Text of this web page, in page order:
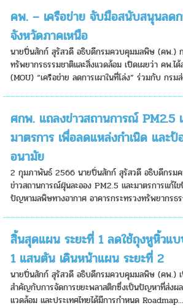
คพ. – เครือข่าย จับมือสนับสนุนลดก
จังหวัดภาคเหนือ
นายปิ่นสักก์ สุรัสวดี อธิบดีกรมควบคุมมลพิษ (คพ.)
ทรัพยากรธรรมชาติและสิ่งแวดล้อม เปิดเผยว่า คพ.ไ
(MOU) “เครือข่าย ลดการเผาในที่โล่ง” ร่วมกับ กรม
ศกพ. แถลงข่าวสถานการณ์ PM2.5
มาตรการ เพื่อลดแหล่งกำเนิด และ
อนามัย
2 กุมภาพันธ์ 2566 นายปิ่นสักก์ สุรัสวดี อธิบดีกรม
ข่าวสถานการณ์ฝุ่นละออง PM2.5 และมาตรการแก้
ปัญหามลพิษทางอากาศ อาคารกระทรวงทรัพยากรธร
สิ้นสุดแผน ระยะที่ 1 ลดใช้ถุงหูหิ้วแบ
1 แสนตัน เดินหน้าแผน ระยะที่ 2
นายปิ่นสักก์ สุรัสวดี อธิบดีกรมควบคุมมลพิษ (คพ.) เ
สำคัญกับการจัดการขยะพลาสติกซึ่งเป็นปัญหาที่ส่ง
แวดล้อม และประเทศไทยได้มีการกำหนด Roadmap...